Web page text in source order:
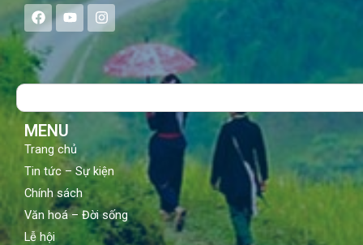
F
a
c
e
b
o
Y
o
u
t
u
b
I
n
s
a
g
Search
MENU
Trang chủ
Tin tức – Sự kiện
Chính sách
Văn hoá – Đời sống
Lễ hội